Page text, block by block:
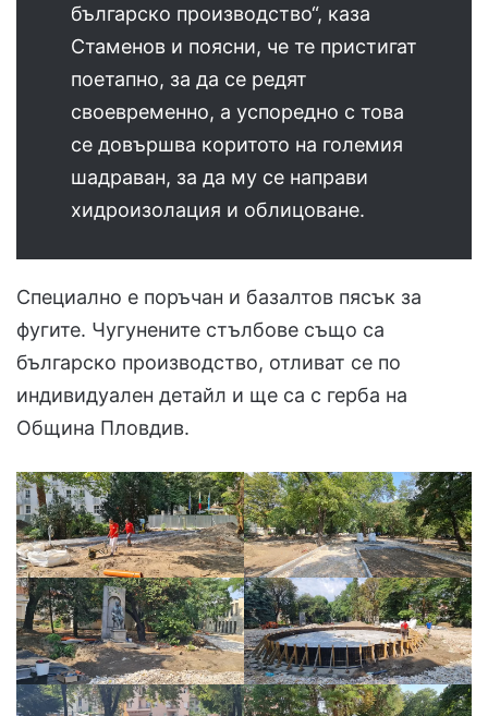
българско производство“, каза
Стаменов и поясни, че те пристигат
поетапно, за да се редят
своевременно, а успоредно с това
се довършва коритото на големия
шадраван, за да му се направи
хидроизолация и облицоване.
Специално е поръчан и базалтов пясък за
фугите. Чугунените стълбове също са
българско производство, отливат се по
индивидуален детайл и ще са с герба на
Община Пловдив.